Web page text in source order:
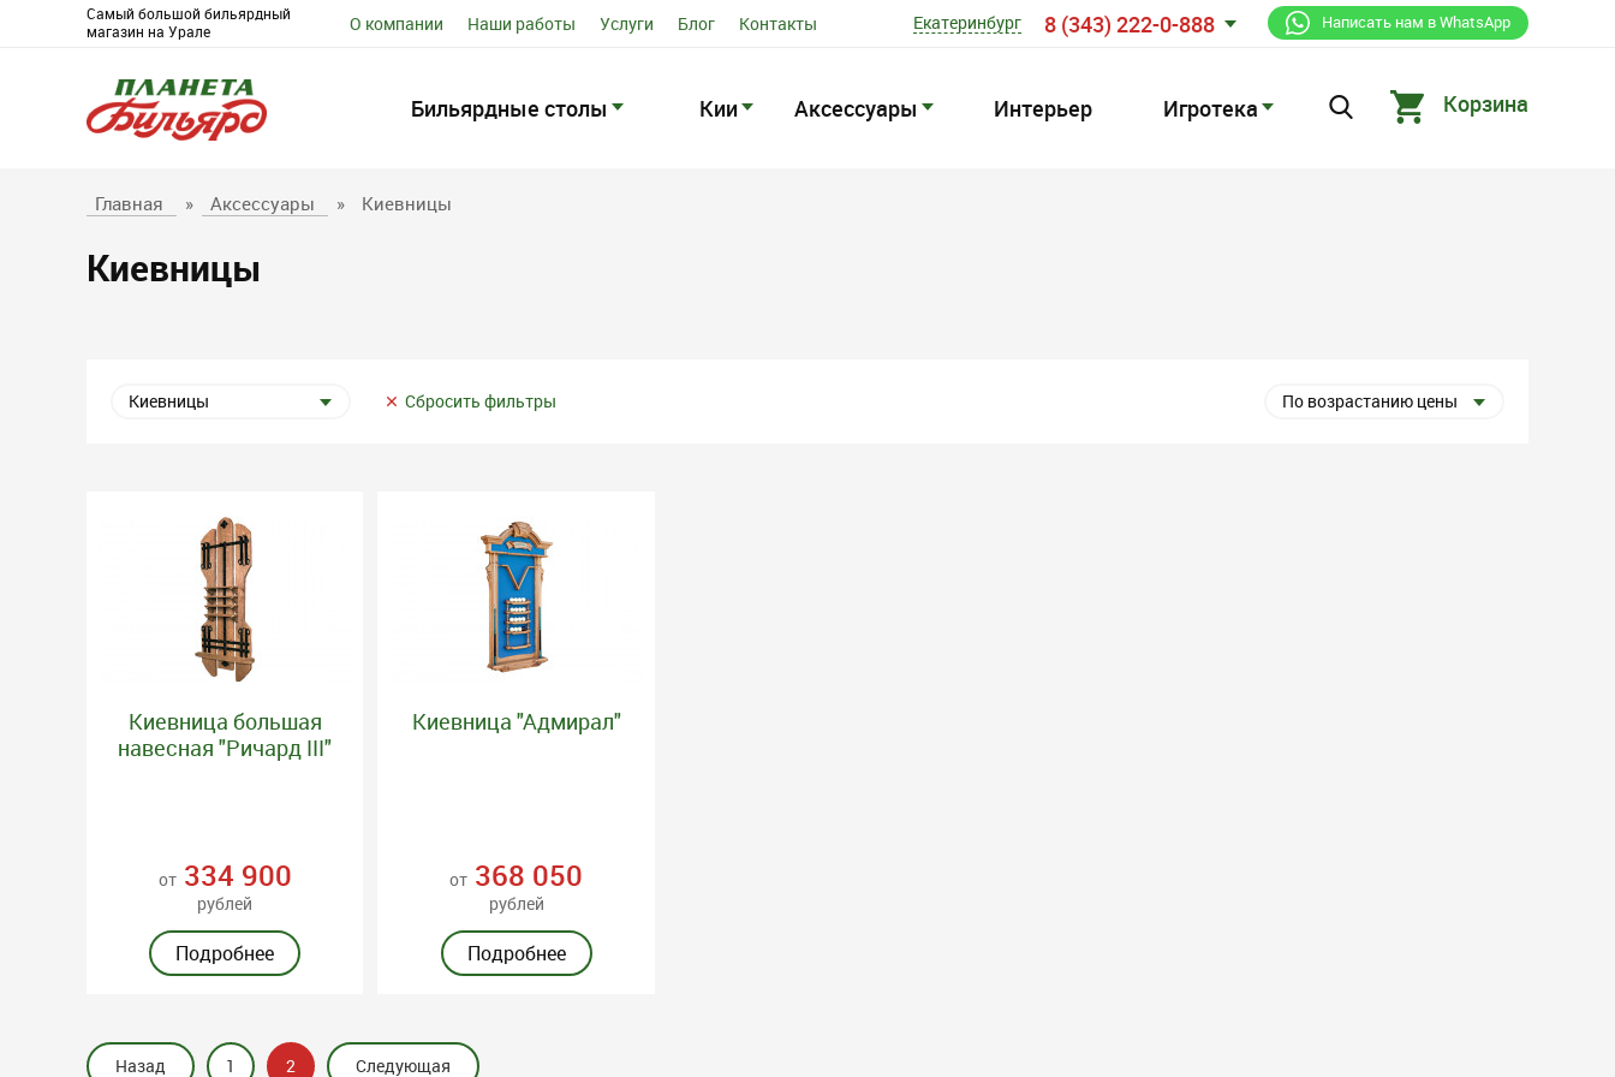
Самый большой бильярдный
магазин на Урале
Написать нам в WhatsApp
О компании Наши работы Услуги Блог Контакты Екатеринбург 8 (343) 222-0-888
Бильярдные столы Кии Аксессуары Интерьер Игротека Корзина
Главная » Аксессуары » Киевницы
Киевницы
Киевницы Сбросить фильтры По возрастанию цены
Киевница большая
навесная "Ричард III"
от334 900
рублей
Подробнее
Киевница "Адмирал"
от 368 050
рублей
Подробнее
Назад 1 2 Следующая